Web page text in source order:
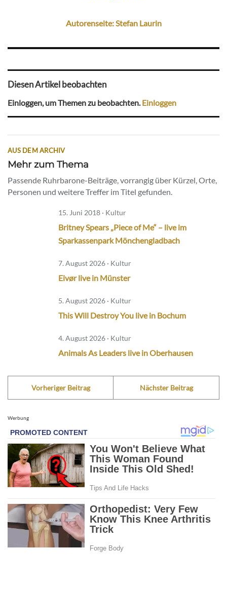
Autorenseite: Stefan Laurin
Diesen Artikel beobachten
Einloggen, um Themen zu beobachten. Einloggen
AUS DEM ARCHIV
Mehr zum Thema
Passende Ruhrbarone-Beiträge, vorrangig über Kürzel, Orte,
Personen und weitere Treffer im Titel gefunden.
15. Juni 2018 · Kultur
Britney Spears „Piece of Me“ – live im
Sparkassenpark Mönchengladbach
7. August 2026 · Kultur
Eivør live in Münster
5. August 2026 · Kultur
This Will Destroy You live in Bochum
4. August 2026 · Kultur
Animals As Leaders live in Oberhausen
Vorheriger Beitrag Nächster Beitrag
Werbung